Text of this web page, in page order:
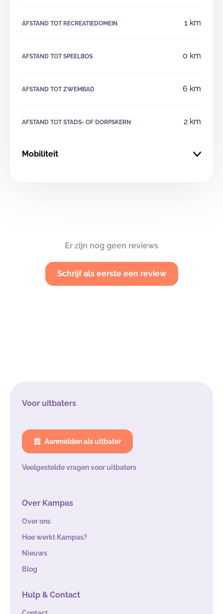
AFSTAND TOT RECREATIEDOMEIN 1 km
AFSTAND TOT SPEELBOS 0 km
AFSTAND TOT ZWEMBAD 6 km
AFSTAND TOT STADS- OF DORPSKERN 2 km
Mobiliteit
Er zijn nog geen reviews
Schrijf als eerste een review
Voor uitbaters
Aanmelden als uitbater
Veelgestelde vragen voor uitbaters
Over Kampas
Over ons
Hoe werkt Kampas?
Nieuws
Blog
Hulp & Contact